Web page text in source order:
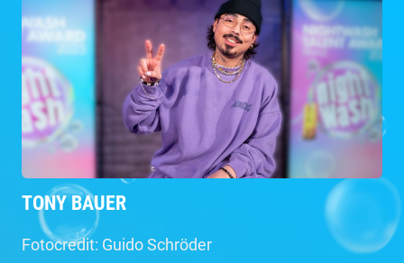
TONY BAUER
Fotocredit: Guido Schröder